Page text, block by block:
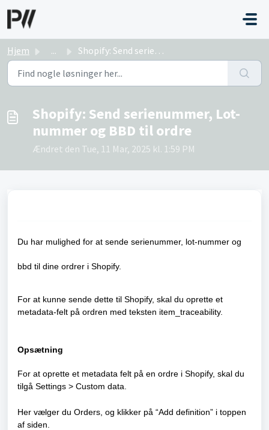
Hjem ... Shopify: Send serienummer, Lot-nummer og BBD til ordre
Shopify: Send serienummer, Lot-
nummer og BBD til ordre
Ændret den Tue, 11 Mar, 2025 kl. 1:59 PM
Du har mulighed for at sende serienummer, lot-nummer og
bbd til dine ordrer i Shopify.
For at kunne sende dette til Shopify, skal du oprette et
metadata-felt på ordren med teksten item_traceability.
Opsætning
For at oprette et metadata felt på en ordre i Shopify, skal du
tilgå Settings > Custom data.
Her vælger du Orders, og klikker på “Add definition” i toppen
af siden.